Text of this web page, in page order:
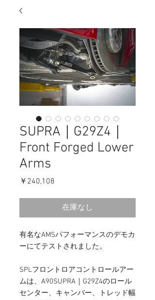
SUPRA｜G29Z4｜
Front Forged Lower
Arms
￥240,108
在庫なし
有名なAMSパフォーマンスのデモカ
ーにてテストされました。
SPLフロントロアコントロールアー
ムは、A90SUPRA｜G29Z4のロール
センター、キャンバー、トレッド幅